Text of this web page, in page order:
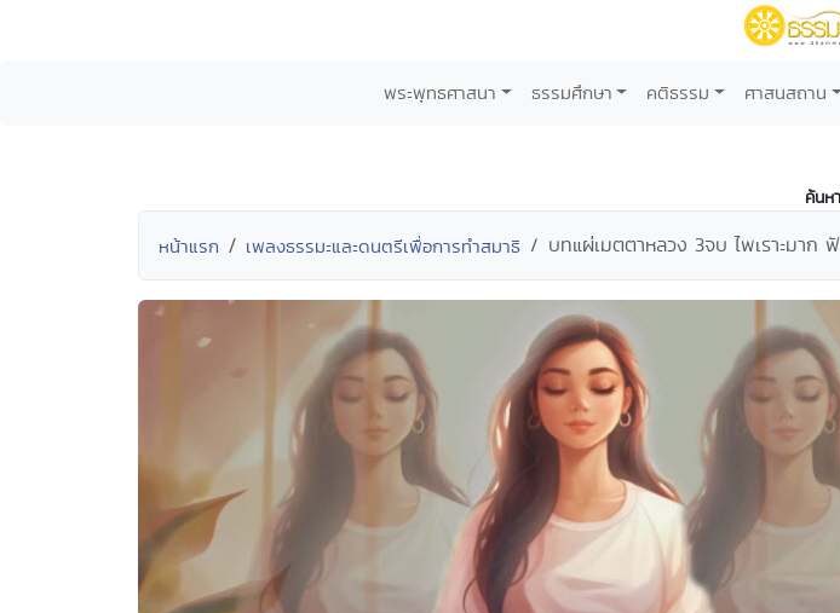
พระพุทธศาสนา ธรรมศึกษา คติธรรม ศาสนสถาน
ค้นห
หน้าแรก เพลงธรรมะและดนตรีเพื่อการทำสมาธิ บทแผ่เมตตาหลวง 3จบ ไพเราะมาก